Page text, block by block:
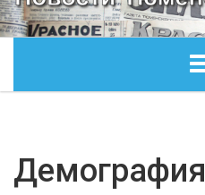
ОБЩЕСТВО
Демография